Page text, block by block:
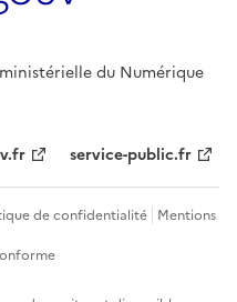
du Numérique
service-public.fr
de confidentialité Mentions